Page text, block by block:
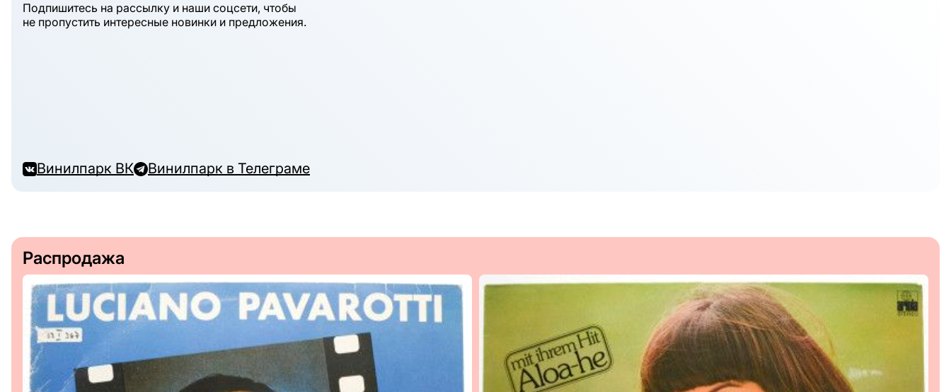
Подпишитесь на рассылку и наши соцсети, чтобы
не пропустить интересные новинки и предложения.
Винилпарк ВК Винилпарк в Телеграме
Распродажа